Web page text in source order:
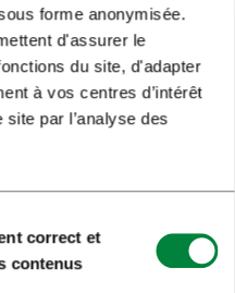
forme anonymisée.
d'assurer le
du site, d'adapter
à vos centres d’intérêt
par l’analyse des
correct et
contenus